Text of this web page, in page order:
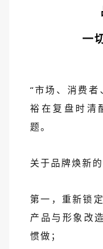
一
“市场、消费者
裕在复盘时清
题。
关于品牌焕新
第一，重新锁
产品与形象改
惯做；